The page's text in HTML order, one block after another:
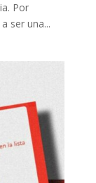
Por
ser una...